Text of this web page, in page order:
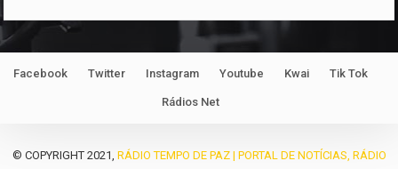
Facebook Twitter Instagram Youtube Kwai Tik Tok
Rádios Net
© COPYRIGHT 2021, RÁDIO TEMPO DE PAZ | PORTAL DE NOTÍCIAS, RÁDIO